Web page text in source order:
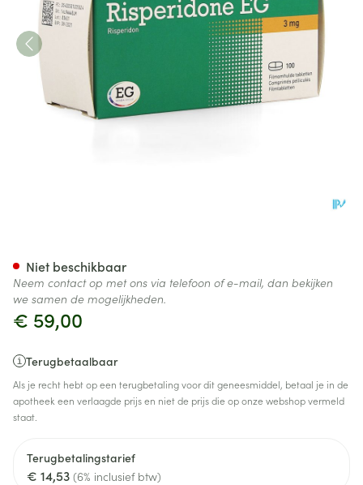
€ 59,00
Terugbetaalbaar
Als je recht hebt op een terugbetaling voor dit geneesmiddel, betaal je in de
apotheek een verlaagde prijs en niet de prijs die op onze webshop vermeld
staat.
Terugbetalingstarief
€ 14,53 (6% inclusief btw)
Niet beschikbaar
Neem contact op met ons via telefoon of e-mail, dan bekijken
we samen de mogelijkheden.